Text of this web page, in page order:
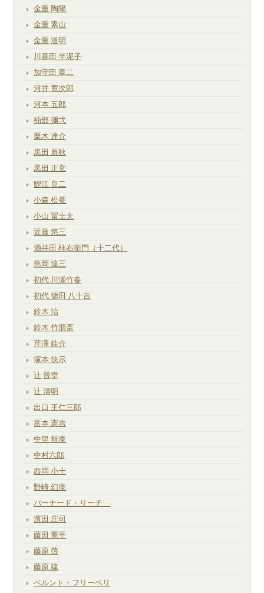
金重 陶陽
金重 素山
金重 道明
川喜田 半泥子
加守田 章二
河井 寛次郎
河本 五郎
楠部 彌弌
栗木 達介
黒田 辰秋
黒田 正玄
鯉江 良二
小森 松菴
小山 冨士夫
近藤 悠三
酒井田 柿右衛門（十二代）
島岡 達三
初代 川瀬竹春
初代 徳田 八十吉
鈴木 治
鈴木 竹朋斎
芹澤 銈介
塚本 快示
辻 晉堂
辻 清明
出口 王仁三郎
富本 憲吉
中里 無庵
中村六郎
西岡 小十
野崎 幻庵
バーナード・リーチ
濱田 庄司
藤田 喬平
藤原 啓
藤原 建
ベルント・フリーベリ